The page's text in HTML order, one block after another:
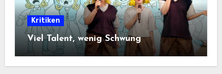
Kritiken
Viel Talent, wenig Schwung